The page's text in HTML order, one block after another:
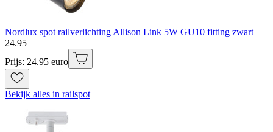
Nordlux spot railverlichting Allison Link 5W GU10 fitting zwart
24.95
Prijs: 24.95 euro
Bekijk alles in railspot